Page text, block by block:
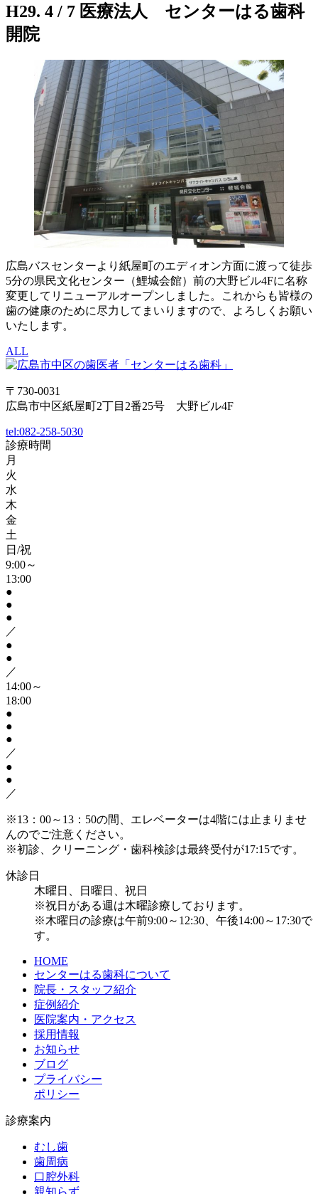
H29. 4 / 7 医療法人 センターはる歯科
開院
広島バスセンターより紙屋町のエディオン方面に渡って徒歩
5分の県民文化センター（鯉城会館）前の大野ビル4Fに名称
変更してリニューアルオープンしました。これからも皆様の
歯の健康のために尽力してまいりますので、よろしくお願い
いたします。
ALL
〒730-0031
広島市中区紙屋町2丁目2番25号 大野ビル4F
tel:082-258-5030
診療時間
月
火
水
木
金
土
日/祝
9:00～
13:00
●
●
●
／
●
●
／
14:00～
18:00
●
●
●
／
●
●
／
※13：00～13：50の間、エレベーターは4階には止まりませ
んのでご注意ください。
※初診、クリーニング・歯科検診は最終受付が17:15です。
休診日
木曜日、日曜日、祝日
※祝日がある週は木曜診療しております。
※木曜日の診療は午前9:00～12:30、午後14:00～17:30で
す。
HOME
センターはる歯科について
院長・スタッフ紹介
症例紹介
医院案内・アクセス
採用情報
お知らせ
ブログ
プライバシー
ポリシー
診療案内
むし歯
歯周病
口腔外科
親知らず